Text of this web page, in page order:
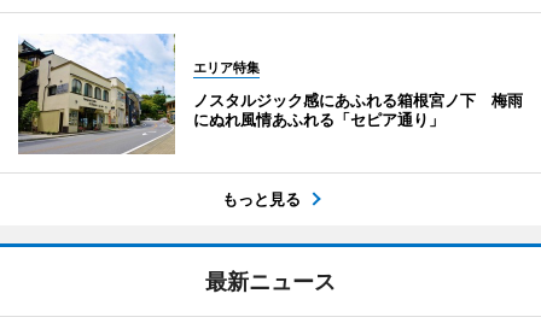
エリア特集
ノスタルジック感にあふれる箱根宮ノ下 梅雨
にぬれ風情あふれる「セピア通り」
もっと見る
最新ニュース